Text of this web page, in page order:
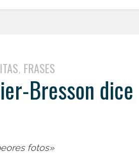
, FRASES
Bresson dice
fotos»